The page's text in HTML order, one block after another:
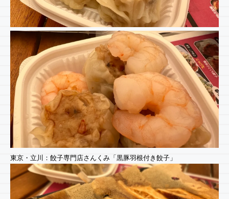
東京・立川：餃子専門店さんくみ「黒豚羽根付き餃子」